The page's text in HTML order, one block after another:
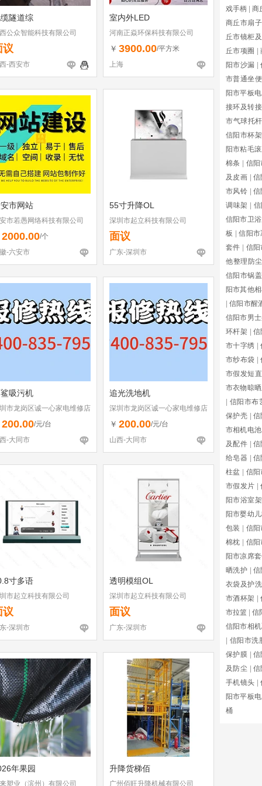
隧道综
公众智能科技有限公司
议
-西安市
室内外LED
河南正焱环保科技有限公司
￥ 3900.00/平方米
上海
市网站
市若愚网络科技有限公司
2000.00/个
-六安市
55寸升降OL
深圳市起立科技有限公司
面议
广东-深圳市
吸污机
市龙岗区诚一心家电维修店
体工商户）
200.00/元/台
-大同市
追光洗地机
深圳市龙岗区诚一心家电维修店
（个体工商户）
￥ 200.00/元/台
山西-大同市
寸多语
市起立科技有限公司
议
-深圳市
透明模组OL
深圳市起立科技有限公司
面议
广东-深圳市
年果园
塑业（滨州）有限公司
升降货梯佰
广州佰旺升降机械有限公司
戏手柄
商
商丘市扇子
丘市镜柜
丘市项圈
阳市沙漏
市普通坐
阳市平板
接环及转
市气球托杆
信阳市杯架
阳市粘毛
棉条
信阳
及皮画
信
市风铃
信
调味架
信阳市卫
板
信阳市
套件
信
他整理防
信阳市锅
阳市其他
信阳市醒
信阳市男
环杆架
信
市十字绣
市纱布袋
市假发短
市衣物晾
信阳市布
保护壳
信
市相机电池
及配件
信
给皂器
信
柱盆
信
市假发片
阳市浴室架
阳市婴幼
包装
信
棉枕
信
阳市凉席
晒洗护
信
衣袋及护
市酒杯架
市拉篮
信
信阳市相
信阳市洗
保护膜
信
及防尘
信
手机镜头
阳市平板
桶